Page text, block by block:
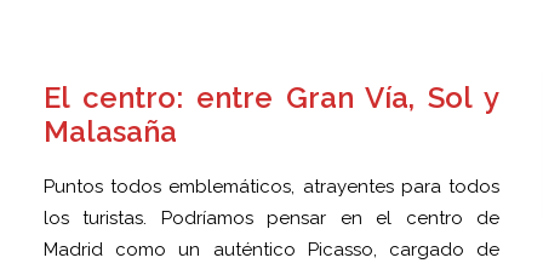
El centro: entre Gran Vía, Sol y
Malasaña
Puntos todos emblemáticos, atrayentes para todos
los turistas. Podríamos pensar en el centro de
Madrid como un auténtico Picasso, cargado de